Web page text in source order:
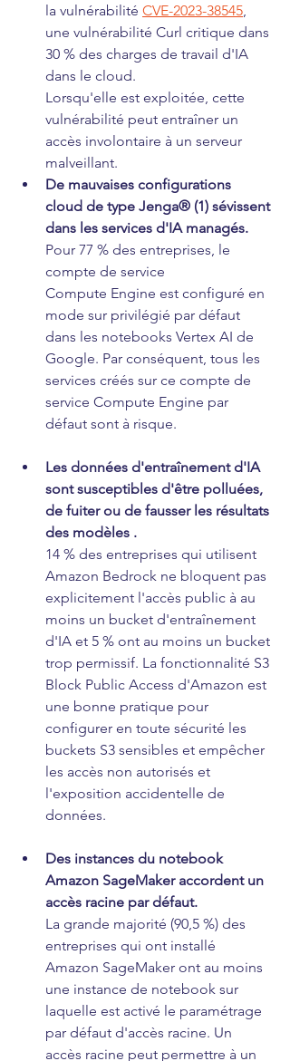
la vulnérabilité CVE-2023-38545
une vulnérabilité Curl critique dans
30 % des charges de travail d'IA
dans le cloud.
Lorsqu'elle est exploitée, cette
vulnérabilité peut entraîner un
accès involontaire à un serveur
malveillant.
De mauvaises configurations
cloud de type Jenga® (1) sévissent
dans les services d'IA managés.
Pour 77 % des entreprises, le
compte de service
Compute Engine est configuré en
mode sur privilégié par défaut
dans les notebooks Vertex AI de
Google. Par conséquent, tous les
services créés sur ce compte de
service Compute Engine par
défaut sont à risque.
Les données d'entraînement d'IA
sont susceptibles d'être polluées,
de fuiter ou de fausser les résultats
des modèles .
14 % des entreprises qui utilisent
Amazon Bedrock ne bloquent pas
explicitement l'accès public à au
moins un bucket d'entraînement
d'IA et 5 % ont au moins un bucket
trop permissif. La fonctionnalité S3
Block Public Access d'Amazon est
une bonne pratique pour
configurer en toute sécurité les
buckets S3 sensibles et empêcher
les accès non autorisés et
l'exposition accidentelle de
données.
Des instances du notebook
Amazon SageMaker accordent un
accès racine par défaut.
La grande majorité (90,5 %) des
entreprises qui ont installé
Amazon SageMaker ont au moins
une instance de notebook sur
laquelle est activé le paramétrage
par défaut d'accès racine. Un
accès racine peut permettre à un